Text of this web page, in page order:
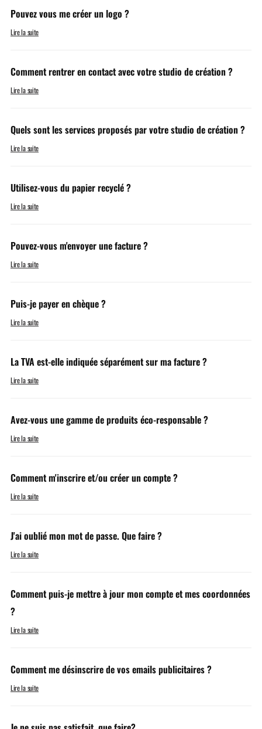
Pouvez vous me créer un logo ?
Lire la suite
Comment rentrer en contact avec votre studio de création ?
Lire la suite
Quels sont les services proposés par votre studio de création ?
Lire la suite
Utilisez-vous du papier recyclé ?
Lire la suite
Pouvez-vous m'envoyer une facture ?
Lire la suite
Puis-je payer en chèque ?
Lire la suite
La TVA est-elle indiquée séparément sur ma facture ?
Lire la suite
Avez-vous une gamme de produits éco-responsable ?
Lire la suite
Comment m'inscrire et/ou créer un compte ?
Lire la suite
J'ai oublié mon mot de passe. Que faire ?
Lire la suite
Comment puis-je mettre à jour mon compte et mes coordonnées
?
Lire la suite
Comment me désinscrire de vos emails publicitaires ?
Lire la suite